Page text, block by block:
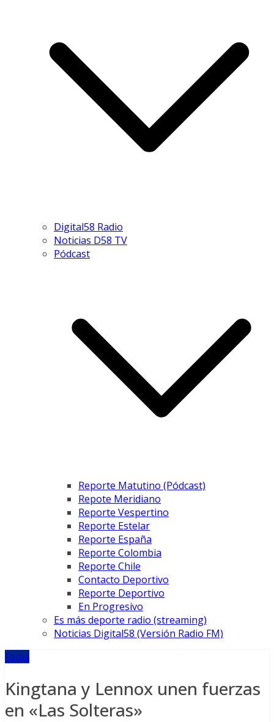
Digital58 Radio
Noticias D58 TV
Pódcast
Reporte Matutino (Pódcast)
Repote Meridiano
Reporte Vespertino
Reporte Estelar
Reporte España
Reporte Colombia
Reporte Chile
Contacto Deportivo
Reporte Deportivo
En Progresivo
Es más deporte radio (streaming)
Noticias Digital58 (Versión Radio FM)
Fama
Kingtana y Lennox unen fuerzas
en «Las Solteras»